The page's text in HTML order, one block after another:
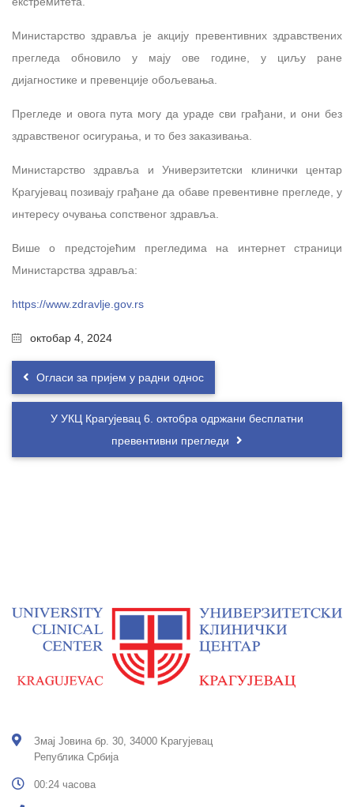
Министарство здравља је акцију превентивних здравствених
прегледа обновило у мају ове године, у циљу ране
дијагностике и превенције обољевања.
Прегледе и овога пута могу да ураде сви грађани, и они без
здравственог осигурања, и то без заказивања.
Министарство здравља и Универзитетски клинички центар
Крагујевац позивају грађане да обаве превентивне прегледе, у
интересу очувања сопственог здравља.
Више о предстојећим прегледима на интернет страници
Министарства здравља:
https://www.zdravlje.gov.rs
октобар 4, 2024
Огласи за пријем у радни однос
У УКЦ Крагујевац 6. октобра одржани бесплатни
превентивни прегледи
Змај Јовина бр. 30, 34000 Kрагујевац
Република Србија
00:24 часова